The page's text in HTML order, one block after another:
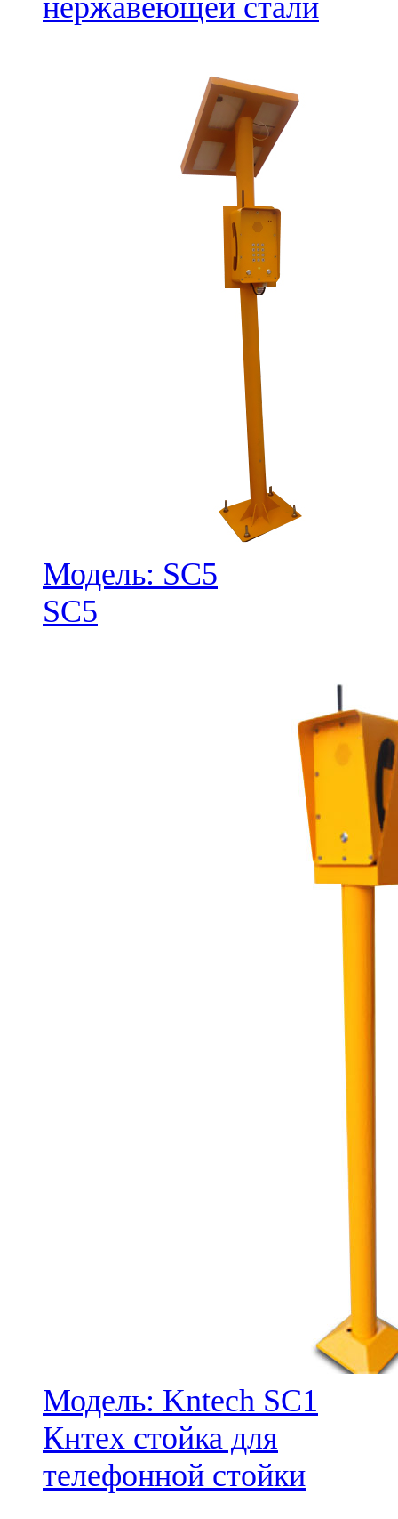
Модель: SC5
SC5
Модель: Kntech SC1
Кнтех стойка для
телефонной стойки